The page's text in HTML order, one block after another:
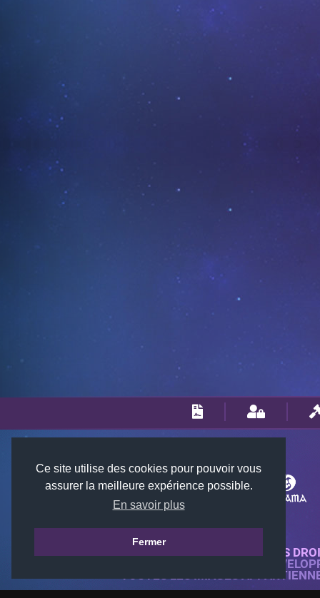
Ce site utilise des cookies pour pouvoir vous
assurer la meilleure expérience possible.
En savoir plus
Fermer
© 2018-2026 KTARENA. TOUS
SITE WEB ENTIÈREMENT
TOUTES LES IMAGES